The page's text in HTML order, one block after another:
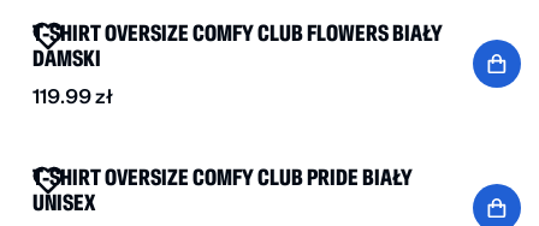
T-SHIRT OVERSIZE COMFY CLUB FLOWERS BIAŁY
DAMSKI
119.99zł
T-SHIRT OVERSIZE COMFY CLUB PRIDE BIAŁY
UNISEX